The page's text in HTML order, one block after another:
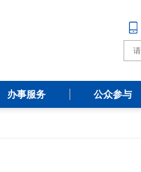
办事服务 公众参与